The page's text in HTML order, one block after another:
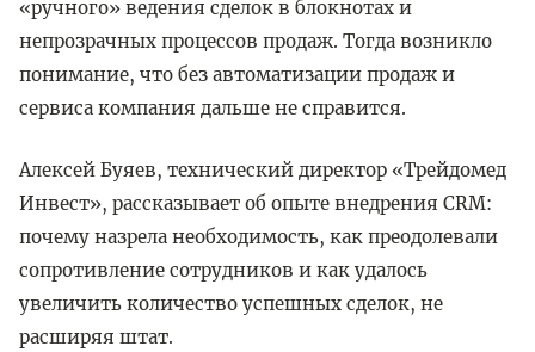
«ручного» ведения сделок в блокнотах и
непрозрачных процессов продаж. Тогда возникло
понимание, что без автоматизации продаж и
сервиса компания дальше не справится.
Алексей Буяев, технический директор «Трейдомед
Инвест», рассказывает об опыте внедрения CRM:
почему назрела необходимость, как преодолевали
сопротивление сотрудников и как удалось
увеличить количество успешных сделок, не
расширяя штат.